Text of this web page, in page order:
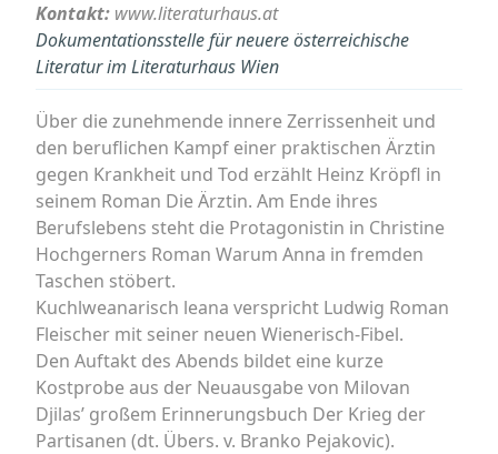
Kontakt: www.literaturhaus.at
Dokumentationsstelle für neuere österreichische
Literatur im Literaturhaus Wien
Über die zunehmende innere Zerrissenheit und
den beruflichen Kampf einer praktischen Ärztin
gegen Krankheit und Tod erzählt Heinz Kröpfl in
seinem Roman Die Ärztin. Am Ende ihres
Berufslebens steht die Protagonistin in Christine
Hochgerners Roman Warum Anna in fremden
Taschen stöbert.
Kuchlweanarisch leana verspricht Ludwig Roman
Fleischer mit seiner neuen Wienerisch-Fibel.
Den Auftakt des Abends bildet eine kurze
Kostprobe aus der Neuausgabe von Milovan
Djilas’ großem Erinnerungsbuch Der Krieg der
Partisanen (dt. Übers. v. Branko Pejakovic).